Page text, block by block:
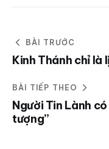
BÀI TRƯỚC
Kinh Thánh chỉ là
BÀI TIẾP THEO
Người Tin Lành
tượng”